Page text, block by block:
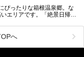
選して紹介します。
けて、最高のリフレッシュ
人、村野藤吾が芦ノ湖の畔
ここ。自家源泉の温泉や、
ホテルズワールドワイド
ぴったりな箱根温泉郷。な
エリアです。「絶景日帰り
帰り温泉。
ノ湖畔蛸川温泉 龍宮殿」と
龍宮殿本館」の営業時間に
間帯にも「龍宮殿本館」
へ